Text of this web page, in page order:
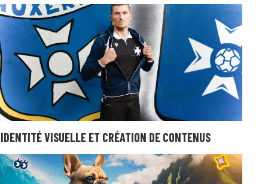
IDENTITÉ VISUELLE ET CRÉATION DE CONTENUS